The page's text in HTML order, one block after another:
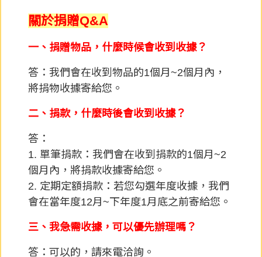
關於捐贈Q&A
一、捐贈物品，什麼時候會收到收據？
答：我們會在收到物品的1個月~2個月內，
將捐物收據寄給您。
二、捐款，什麼時後會收到收據？
答：
1. 單筆捐款：我們會在收到捐款的1個月~2
個月內，將捐款收據寄給您。
2. 定期定額捐款：若您勾選年度收據，我們
會在當年度12月~下年度1月底之前寄給您。
三、我急需收據，可以優先辦理嗎？
答：可以的，請來電洽詢。